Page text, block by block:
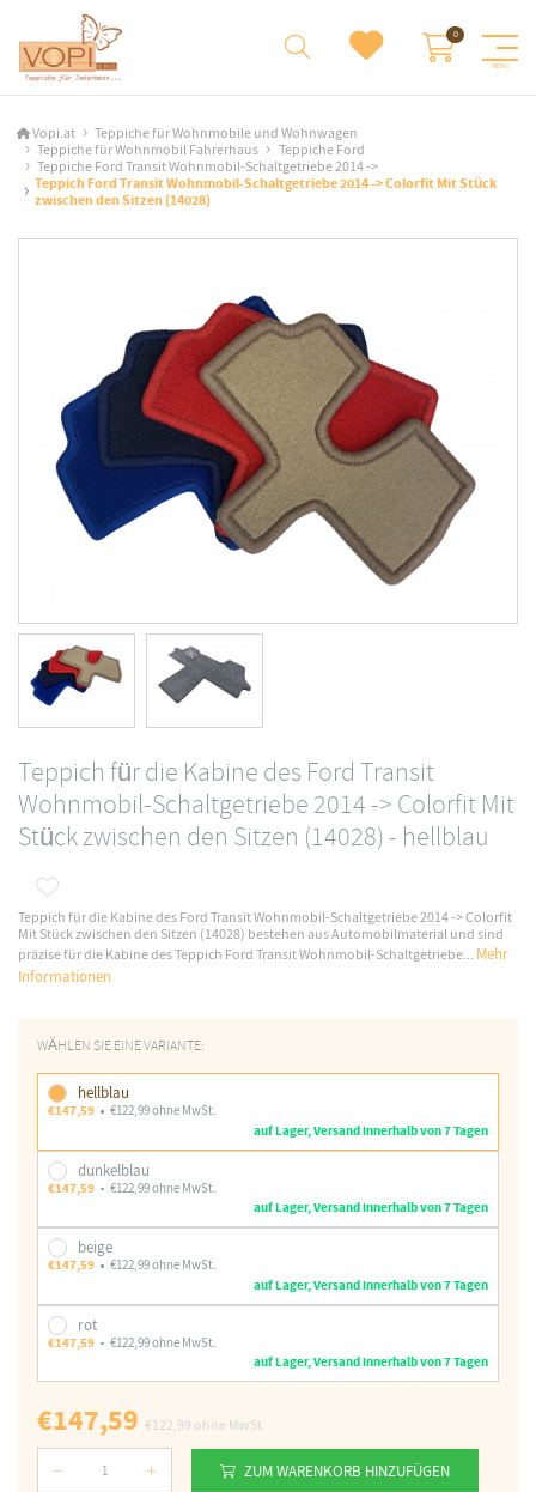
Vopi.at
Teppiche für Wohnmobile und Wohnwagen
Teppiche für Wohnmobil Fahrerhaus
Teppiche Ford
Teppiche Ford Transit Wohnmobil-Schaltgetriebe 2014 ->
Teppich Ford Transit Wohnmobil-Schaltgetriebe 2014 -> Colorfit Mit Stück
zwischen den Sitzen (14028)
Teppich für die Kabine des Ford Transit
Wohnmobil-Schaltgetriebe 2014 -> Colorfit Mit
Stück zwischen den Sitzen (14028) - hellblau
Teppich für die Kabine des Ford Transit Wohnmobil-Schaltgetriebe 2014 -> Colorfit
Mit Stück zwischen den Sitzen (14028) bestehen aus Automobilmaterial und sind
präzise für die Kabine des Teppich Ford Transit Wohnmobil-Schaltgetriebe... Mehr
Informationen
WÄHLEN SIE EINE VARIANTE:
hellblau
€147,59
€122,99 ohne MwSt.
auf Lager, Versand innerhalb von 7 Tagen
dunkelblau
€147,59
€122,99 ohne MwSt.
auf Lager, Versand innerhalb von 7 Tagen
beige
€147,59
€122,99 ohne MwSt.
auf Lager, Versand innerhalb von 7 Tagen
rot
€147,59
€122,99 ohne MwSt.
auf Lager, Versand innerhalb von 7 Tagen
€147,59 €122,99 ohne MwSt.
Nummer ZUM WARENKORB HINZUFÜGEN